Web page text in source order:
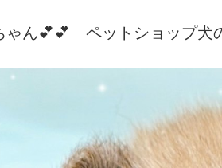
ゃん💕💕 ペットショップ犬